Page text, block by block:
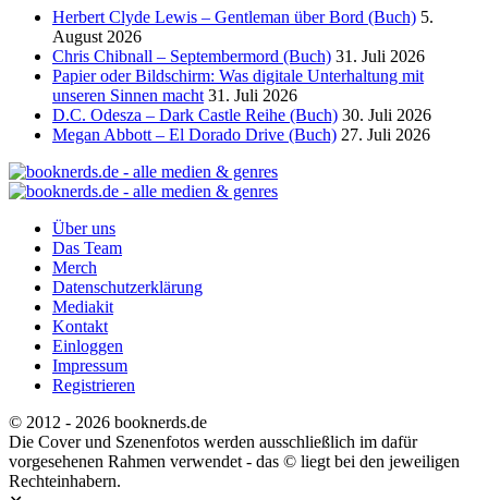
Herbert Clyde Lewis – Gentleman über Bord (Buch) 5.
August 2026
Chris Chibnall – Septembermord (Buch) 31. Juli 2026
Papier oder Bildschirm: Was digitale Unterhaltung mit
unseren Sinnen macht 31. Juli 2026
D.C. Odesza – Dark Castle Reihe (Buch) 30. Juli 2026
Megan Abbott – El Dorado Drive (Buch) 27. Juli 2026
Über uns
Das Team
Merch
Datenschutzerklärung
Mediakit
Kontakt
Einloggen
Impressum
Registrieren
© 2012 - 2026 booknerds.de
Die Cover und Szenenfotos werden ausschließlich im dafür
vorgesehenen Rahmen verwendet - das © liegt bei den jeweiligen
Rechteinhabern.